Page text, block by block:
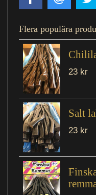
Flera populära
23 kr
Salt
23 kr